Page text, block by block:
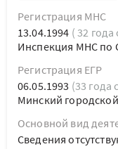
Регистрация МНС
13.04.1994 ( 32
Инспекция МНС по
Регистрация ЕГР
06.05.1993 (33 года
Минский
Основной вид
Cведения